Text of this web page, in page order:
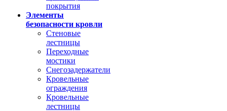
покрытия
Элементы
безопасности кровли
Стеновые
лестницы
Переходные
мостики
Снегозадержатели
Кровельные
ограждения
Кровельные
лестницы